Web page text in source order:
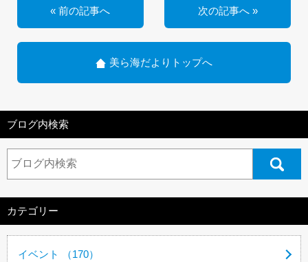
« 前の記事へ 次の記事へ »
美ら海だよりトップへ
ブログ内検索
カテゴリー
イベント （170）